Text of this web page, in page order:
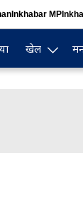
Inkhabar MP
खेल